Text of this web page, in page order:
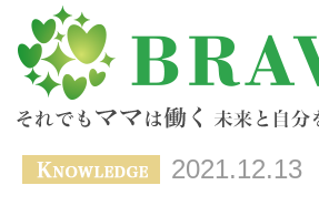
2021.12.13